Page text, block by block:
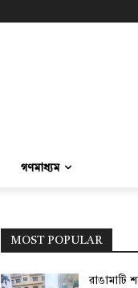
গণমাধ্যম
MOST POPULAR